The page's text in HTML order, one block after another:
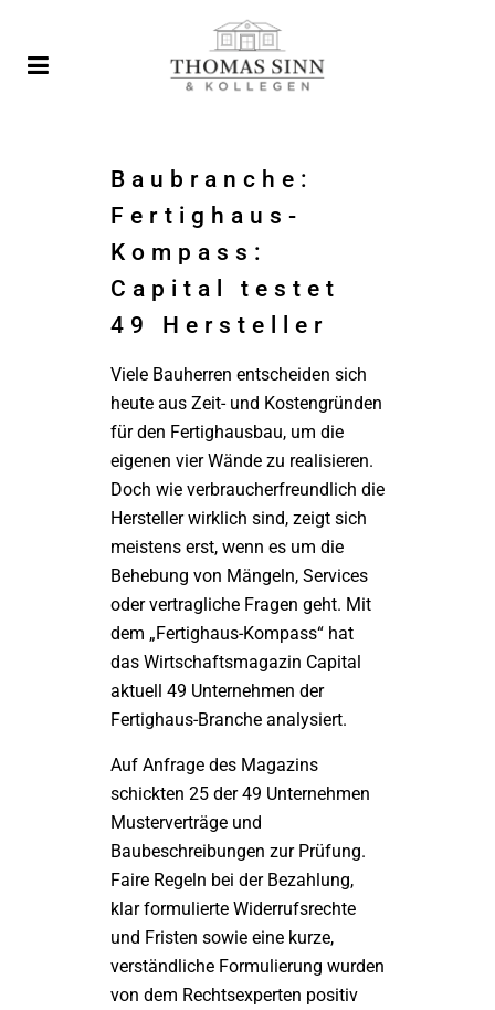
Baubranche:
Fertighaus-
Kompass:
Capital testet
49 Hersteller
Viele Bauherren entscheiden sich
heute aus Zeit- und Kostengründen
für den Fertighausbau, um die
eigenen vier Wände zu realisieren.
Doch wie verbraucherfreundlich die
Hersteller wirklich sind, zeigt sich
meistens erst, wenn es um die
Behebung von Mängeln, Services
oder vertragliche Fragen geht. Mit
dem „Fertighaus-Kompass“ hat
das Wirtschaftsmagazin Capital
aktuell 49 Unternehmen der
Fertighaus-Branche analysiert.
Auf Anfrage des Magazins
schickten 25 der 49 Unternehmen
Musterverträge und
Baubeschreibungen zur Prüfung.
Faire Regeln bei der Bezahlung,
klar formulierte Widerrufsrechte
und Fristen sowie eine kurze,
verständliche Formulierung wurden
von dem Rechtsexperten positiv